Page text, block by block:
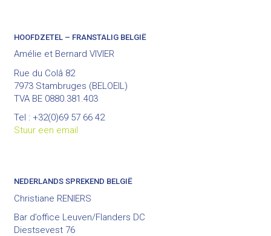
HOOFDZETEL – FRANSTALIG BELGIË
Amélie et Bernard VIVIER
Rue du Colâ 82
7973 Stambruges (BELOEIL)
TVA BE 0880.381.403
Tel : +32(0)69 57 66 42
Stuur een email
NEDERLANDS SPREKEND BELGIË
Christiane RENIERS
Bar d’office Leuven/Flanders DC
Diestsevest 76